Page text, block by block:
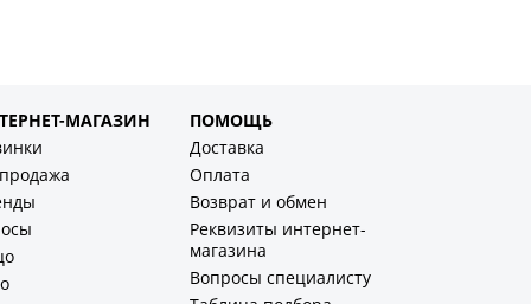
МАГАЗИН
ПОМОЩЬ
Доставка
Оплата
Возврат и обмен
Реквизиты интернет-
магазина
Вопросы специалисту